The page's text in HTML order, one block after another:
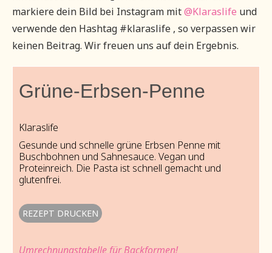
markiere dein Bild bei Instagram mit@Klaraslife und
verwende den Hashtag #klaraslife , so verpassen wir
keinen Beitrag. Wir freuen uns auf dein Ergebnis.
Grüne-Erbsen-Penne
Klaraslife
Gesunde und schnelle grüne Erbsen Penne mit
Buschbohnen und Sahnesauce. Vegan und
Proteinreich. Die Pasta ist schnell gemacht und
glutenfrei.
REZEPT DRUCKEN
Umrechnungstabelle für Backformen!